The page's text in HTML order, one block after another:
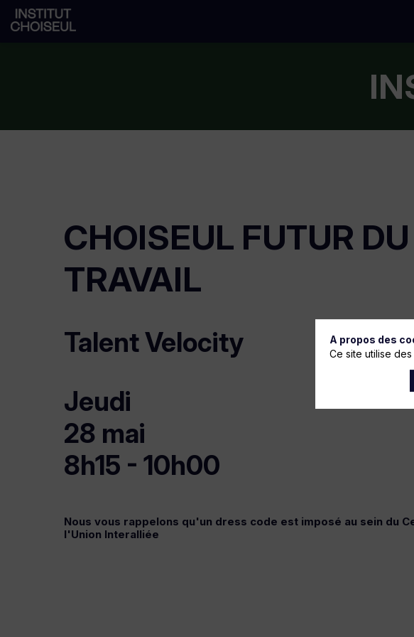
CHOISEUL FUTUR DU
TRAVAIL
Talent Velocity
Jeudi
28 mai
8h15 - 10h00
Nous vous rappelons qu'un dress code est imposé au sein du
l'Union Interalliée
A propos des
Ce site utilise